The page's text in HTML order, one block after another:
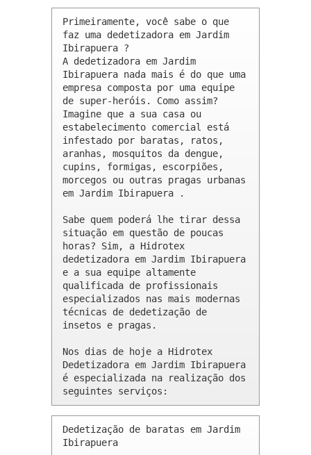
Primeiramente, você sabe o que
faz uma dedetizadora em Jardim
Ibirapuera ?
A dedetizadora em Jardim
Ibirapuera nada mais é do que uma
empresa composta por uma equipe
de super-heróis. Como assim?
Imagine que a sua casa ou
estabelecimento comercial está
infestado por baratas, ratos,
aranhas, mosquitos da dengue,
cupins, formigas, escorpiões,
morcegos ou outras pragas urbanas
em Jardim Ibirapuera .
Sabe quem poderá lhe tirar dessa
situação em questão de poucas
horas? Sim, a Hidrotex
dedetizadora em Jardim Ibirapuera
e a sua equipe altamente
qualificada de profissionais
especializados nas mais modernas
técnicas de dedetização de
insetos e pragas.
Nos dias de hoje a Hidrotex
Dedetizadora em Jardim Ibirapuera
é especializada na realização dos
seguintes serviços:
Dedetização de baratas em Jardim
Ibirapuera